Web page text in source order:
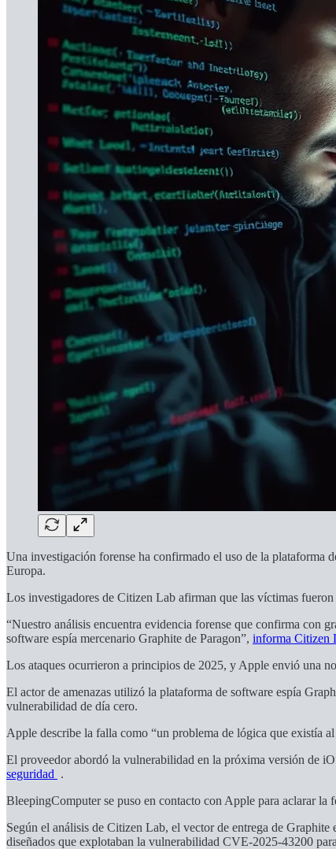
Una investigación forense ha confirmado el uso de la plataforma
Europa.
Los investigadores de Citizen Lab afirman que las víctimas
“Nuestro análisis encuentra evidencia forense que confirma con
software espía mercenario Graphite de Paragon”, informa Citizen
Los ataques ocurrieron a principios de 2025, y Apple envió una
El actor de amenazas utilizó la plataforma de software espía
vulnerabilidad de día cero.
Apple describe la falla como “un problema de lógica que existía
El proveedor abordó la vulnerabilidad en la próxima versión de
seguridad .
BleepingComputer se puso en contacto con Apple para aclarar
Según el análisis de Citizen Lab, el vector de entrega de
diseñados que explotaban la vulnerabilidad CVE-2025-43200